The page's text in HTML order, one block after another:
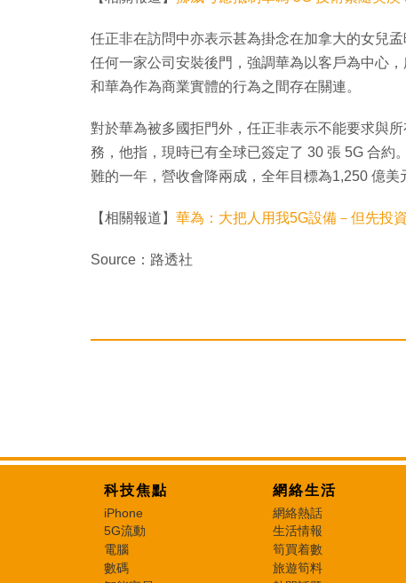
任正非在訪問中亦表示甚為掛念在加拿大的女兒
任何一家公司安裝後門，強調華為以客戶為中心
和華為作為商業實體的行為之間存在關連。
對於華為被多國拒門外，任正非表示不能要求與
務，他指，現時已有全球已簽定了 30 張 5G 合約
難的一年，營收會降兩成，全年目標為1,250 億美
【相關報道】 華為：大把人用我5G設備－但先投
Source：路透社
科技焦點
iPhone
5G流動
電腦
數碼
網絡生活
網絡熱話
生活情報
筍買着數
旅遊筍料